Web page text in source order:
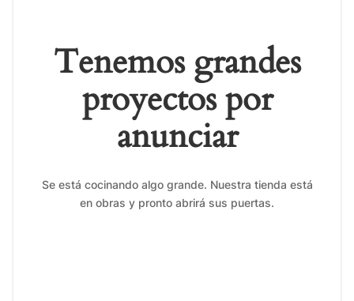
Tenemos grandes
proyectos por
anunciar
Se está cocinando algo grande. Nuestra tienda está
en obras y pronto abrirá sus puertas.